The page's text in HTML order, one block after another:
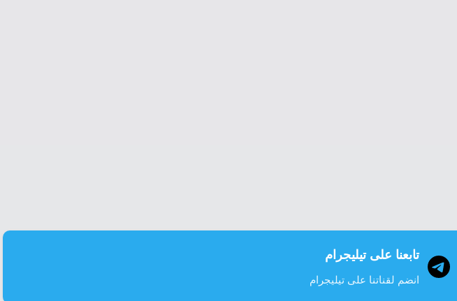
تابعنا على تيليجرام
انضم لقناتنا على تيليجرام